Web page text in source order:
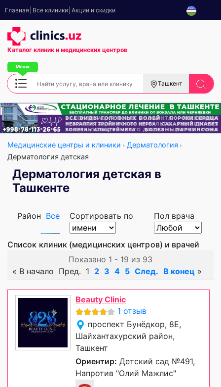
Главная Все клиники Акции и скидки
Каталог клиник и медицинских центров
Ташкент
Медицинские центры и клиники
Дерматология
Дерматология детская
Дерматология детская в
Ташкенте
Район Все Сортировать по Пол врача
Список клиник (медицинских центров) и врачей
Показано 1 - 19 из 93
« В начало Пред. 1 2 3 4 5 След. В конец »
Beauty Clinic
1 отзыв
проспект Бунёдкор, 8Е,
Шайхантахурский район,
Ташкент
Ориентир: Детский сад №491,
Напротив "Олий Мажлис"